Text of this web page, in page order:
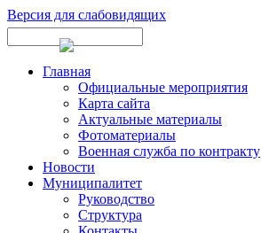
Версия для слабовидящих
Главная
Официальные мероприятия
Карта сайта
Актуальные материалы
Фотоматериалы
Военная служба по контракту
Новости
Муниципалитет
Руководство
Структура